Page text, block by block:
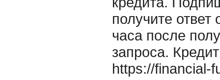
получите ответ
часа после
запроса.
https://financial-